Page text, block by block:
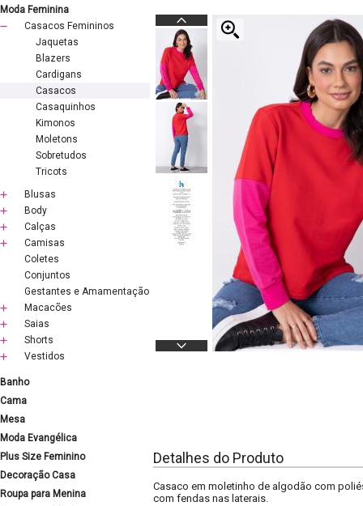
Moda Feminina
Casacos Femininos
Jaquetas
Blazers
Cardigans
Casacos
Casaquinhos
Kimonos
Moletons
Sobretudos
Tricots
Blusas
Body
Calças
Camisas
Coletes
Conjuntos
Gestantes e Amamentação
Macacões
Saias
Shorts
Vestidos
Banho
Cama
Mesa
Moda Evangélica
Plus Size Feminino
Decoração Casa
Roupa para Menina
Detalhes do Produto
Casaco em moletinho de algodão com
com fendas nas laterais.